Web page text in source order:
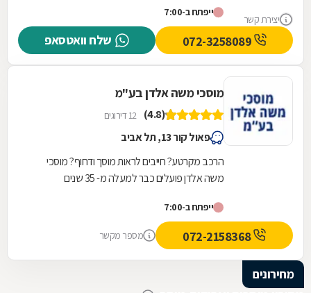
יצירת קשר
ייפתח ב-7:00
שלח וואטסאפ
מוסכי משה אלדן בע"מ
(4.8) 12 דירוגים
פאול קור 13, תל אביב
הרכב מקרטע? חייבים לראות מוסך ודחוף? מוסכי
משה אלדן פועלים כבר למעלה מ- 35 שנים
תיהנו משירות...
ייפתח ב-7:00
072-2158368 מספר מקשר
מחירונים